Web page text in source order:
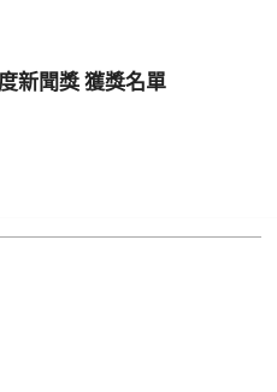
新聞獎 獲獎名單